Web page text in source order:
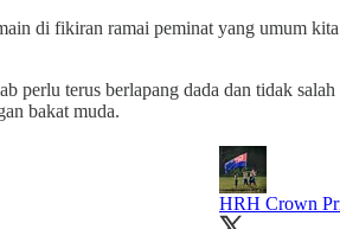
di fikiran ramai peminat yang umum
perlu terus berlapang dada dan tidak
bakat muda.
HRH Crown